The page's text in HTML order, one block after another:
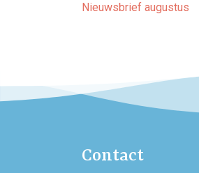
Nieuwsbrief augustus
Contact